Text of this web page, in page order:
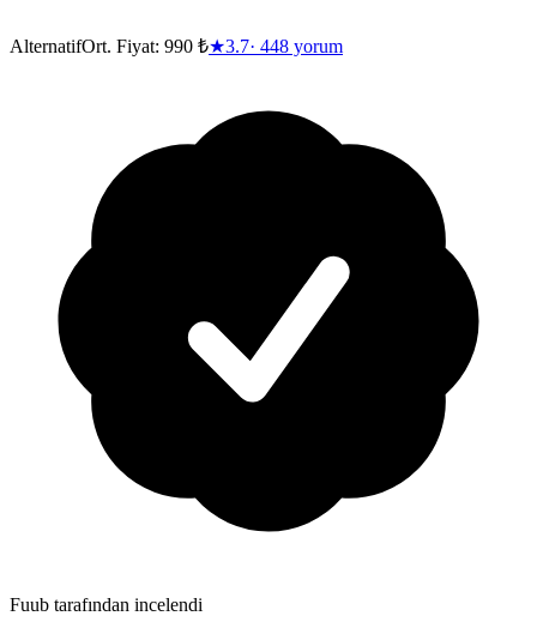
AlternatifOrt. Fiyat: 990 ₺★3.7· 448 yorum
Fuub tarafından incelendi